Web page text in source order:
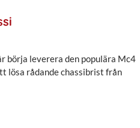
börja leverera den populära Mc4
lösa rådande chassibrist från